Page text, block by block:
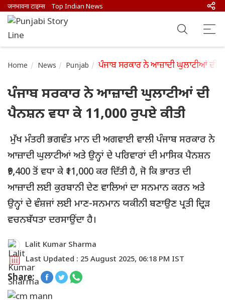
जनभावना टाइम्स Top Indian News
Home News Punjab ਪੰਜਾਬ ਸਰਕਾਰ ਨੇ ਆਜ਼ਾਦੀ ਘੁਲਾਟੀਆਂ ਦੀ
ਪੰਜਾਬ ਸਰਕਾਰ ਨੇ ਆਜ਼ਾਦੀ ਘੁਲਾਟੀਆਂ ਦੀ
ਪੈਨਸ਼ਨ ਵਧਾ ਕੇ 11,000 ਰੁਪਏ ਕੀਤੀ
ਮੁੱਖ ਮੰਤਰੀ ਭਗਵੰਤ ਮਾਨ ਦੀ ਅਗਵਾਈ ਵਾਲੀ ਪੰਜਾਬ ਸਰਕਾਰ ਨੇ
ਆਜ਼ਾਦੀ ਘੁਲਾਟੀਆਂ ਅਤੇ ਉਨ੍ਹਾਂ ਦੇ ਪਰਿਵਾਰਾਂ ਦੀ ਮਾਸਿਕ ਪੈਨਸ਼ਨ
₹9,400 ਤੋਂ ਵਧਾ ਕੇ ₹11,000 ਕਰ ਦਿੱਤੀ ਹੈ, ਜੋ ਕਿ ਭਾਰਤ ਦੀ
ਆਜ਼ਾਦੀ ਲਈ ਕੁਰਬਾਨੀ ਦੇਣ ਵਾਲਿਆਂ ਦਾ ਸਨਮਾਨ ਕਰਨ ਅਤੇ
ਉਨ੍ਹਾਂ ਦੇ ਵੰਸ਼ਜਾਂ ਲਈ ਮਾਣ-ਸਨਮਾਨ ਯਕੀਨੀ ਬਣਾਉਣ ਪ੍ਰਤੀ ਦ੍ਰਿੜ
ਵਚਨਬੱਧਤਾ ਦਰਸਾਉਂਦਾ ਹੈ।
Lalit Kumar Sharma
Last Updated : 25 August 2025, 06:18 PM IST
Share: